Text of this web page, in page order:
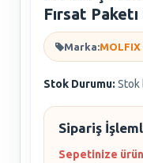
Fırsat Paketı
Marka:MOLFIX
Stok Durumu: Stok
Sipariş
Sepetinize